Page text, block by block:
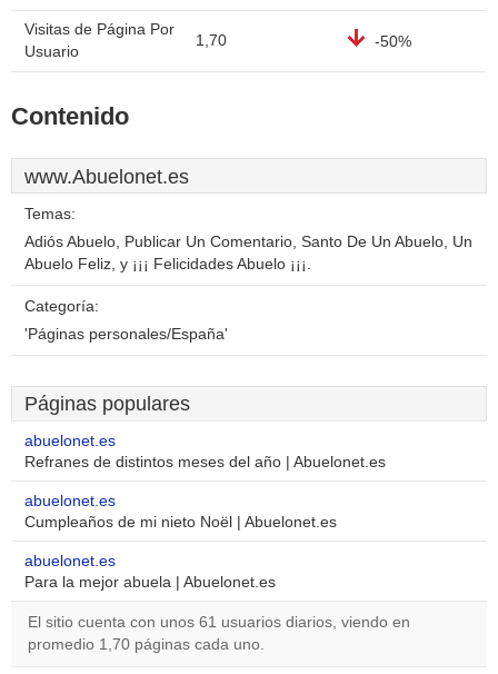
Visitas de Página Por
Usuario
1,70 -50%
Contenido
www.Abuelonet.es
Temas:
Adiós Abuelo, Publicar Un Comentario, Santo De Un Abuelo, Un
Abuelo Feliz, y ¡¡¡ Felicidades Abuelo ¡¡¡.
Categoría:
'Páginas personales/España'
Páginas populares
abuelonet.es
Refranes de distintos meses del año | Abuelonet.es
abuelonet.es
Cumpleaños de mi nieto Noël | Abuelonet.es
abuelonet.es
Para la mejor abuela | Abuelonet.es
El sitio cuenta con unos 61 usuarios diarios, viendo en
promedio 1,70 páginas cada uno.